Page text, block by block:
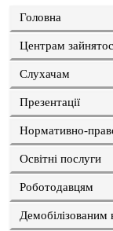
Головна
Центрам
Слухачам
Презентації
Нормативно-
Освітні послуги
Роботодавцям
Демобілізованим